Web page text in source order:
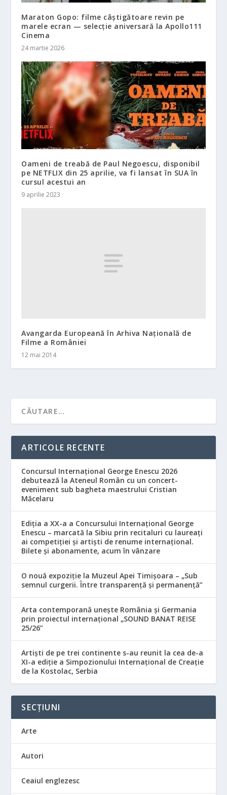
Maraton Gopo: filme câștigătoare revin pe
marele ecran — selecție aniversară la Apollo111
Cinema
24 martie 2026
Oameni de treabă de Paul Negoescu, disponibil
pe NETFLIX din 25 aprilie, va fi lansat în SUA în
cursul acestui an
9 aprilie 2023
Avangarda Europeană în Arhiva Națională de
Filme a României
12 mai 2014
ARTICOLE RECENTE
Concursul Internațional George Enescu 2026
debutează la Ateneul Român cu un concert-
eveniment sub bagheta maestrului Cristian
Măcelaru
Ediția a XX-a a Concursului Internațional George
Enescu – marcată la Sibiu prin recitaluri cu laureați
ai competiției și artiști de renume internațional.
Bilete și abonamente, acum în vânzare
O nouă expoziție la Muzeul Apei Timișoara – „Sub
semnul curgerii. Între transparență și permanență”
Arta contemporană unește România și Germania
prin proiectul internațional „SOUND BANAT REISE
25/26”
Artiști de pe trei continente s-au reunit la cea de-a
XI-a ediție a Simpozionului Internațional de Creație
de la Kostolac, Serbia
SECȚIUNI
Arte
Autori
Ceaiul englezesc